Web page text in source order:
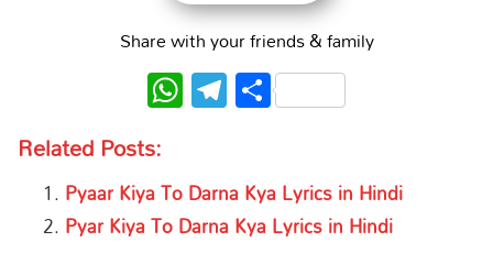
Share with your friends & family
WhatsApp
Telegram
Share
Related Posts:
Pyaar Kiya To Darna Kya Lyrics in Hindi
Pyar Kiya To Darna Kya Lyrics in Hindi